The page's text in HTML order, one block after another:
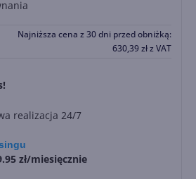
Najniższa cena z 30 dni przed obniżką:
630,39złz VAT
realizacja 24/7
zł/miesięcznie